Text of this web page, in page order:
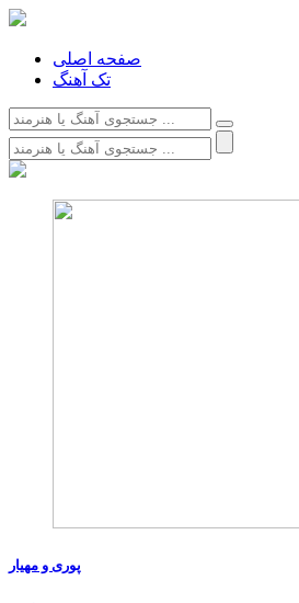
صفحه اصلی
تک آهنگ
پوری و مهیار